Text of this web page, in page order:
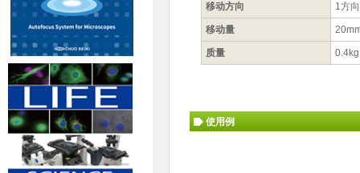
移动方向 1方向
移动量
质量 0.4kg
使用例